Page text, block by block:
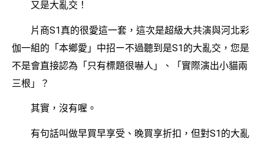
又是大亂交！
片商S1真的很愛這一套，這次是超級大共演與河北彩
伽一組的「本鄉愛」中招ー不過聽到是S1的大亂交，您是
不是會直接認為「只有標題很嚇人」、「實際演出小貓兩
三根」？
其實，沒有喔。
有句話叫做早買早享受、晚買享折扣，但對S1的大亂